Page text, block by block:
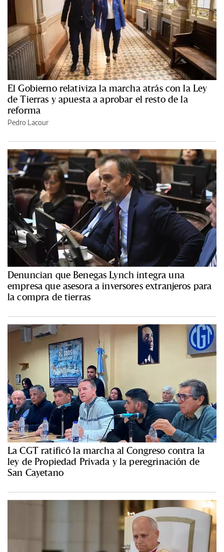
El Gobierno relativiza la marcha atrás con la Ley
de Tierras y apuesta a aprobar el resto de la
reforma
Pedro Lacour
Denuncian que Benegas Lynch integra una
empresa que asesora a inversores extranjeros para
la compra de tierras
La CGT ratificó la marcha al Congreso contra la
ley de Propiedad Privada y la peregrinación de
San Cayetano